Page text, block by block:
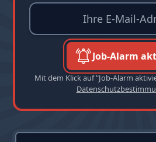
Job-Alarm
Mit dem Klick auf "Job-Alarm